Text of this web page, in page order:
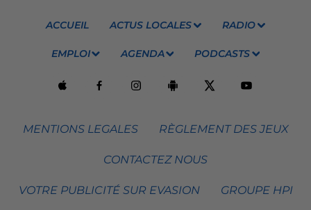
ACCUEIL ACTUS LOCALES RADIO
EMPLOI AGENDA PODCASTS
MENTIONS LEGALES RÈGLEMENT DES JEUX
CONTACTEZ NOUS
VOTRE PUBLICITÉ SUR EVASION GROUPE HPI